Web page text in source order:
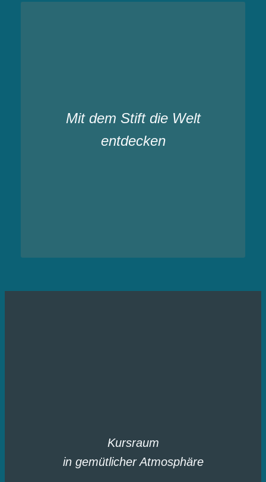
Mit dem Stift die Welt
entdecken
Kursraum
in gemütlicher Atmosphäre